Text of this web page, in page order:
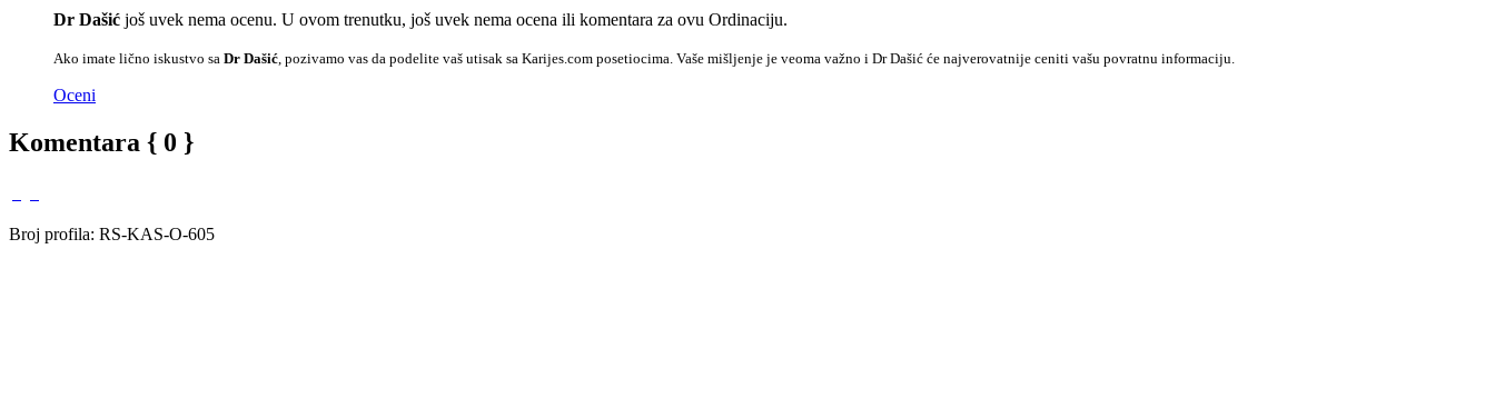
Dr Dašić još uvek nema ocenu. U ovom trenutku, još uvek nema ocena ili komentara za ovu Ordinaciju.
Ako imate lično iskustvo sa Dr Dašić , pozivamo vas da podelite vaš utisak sa Karijes.com posetiocima. Vaše mišljenje je veoma važno i Dr Dašić će najverovatnije ceniti vašu povratnu informaciju.
Oceni
Komentara { 0 }
Broj profila: RS-KAS-O-605